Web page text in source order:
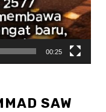
00:25
SAW